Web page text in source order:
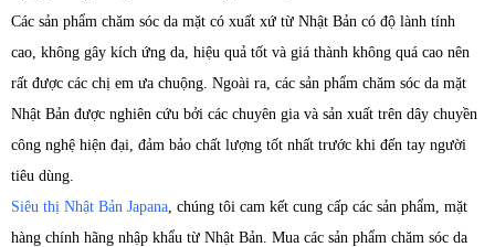
Các sản phẩm chăm sóc da mặt có xuất xứ từ Nhật Bản có độ lành tính
cao, không gây kích ứng da, hiệu quả tốt và giá thành không quá cao nên
rất được các chị em ưa chuộng. Ngoài ra, các sản phẩm chăm sóc da mặt
Nhật Bản được nghiên cứu bởi các chuyên gia và sản xuất trên dây chuyền
công nghệ hiện đại, đảm bảo chất lượng tốt nhất trước khi đến tay người
tiêu dùng.
Siêu thị Nhật Bản Japana , chúng tôi cam kết cung cấp các sản phẩm, mặt
hàng chính hãng nhập khẩu từ Nhật Bản. Mua các sản phẩm chăm sóc da